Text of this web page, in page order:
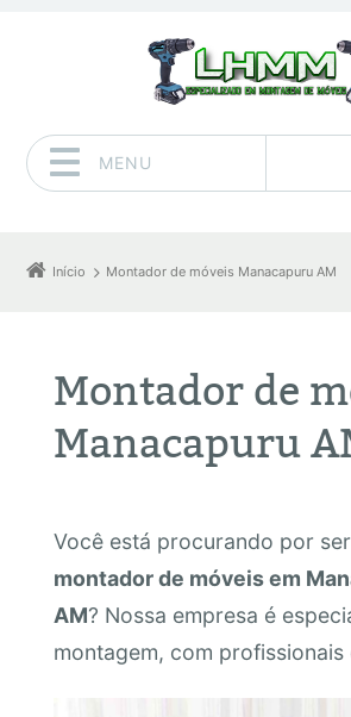
MENU
Início Montador de móveis Manacapuru AM
Montador de
Manacapuru
Você está procurando por
montador de móveis em
AM? Nossa empresa é
montagem, com profissionais